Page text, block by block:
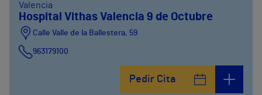
Valencia
Hospital Vithas Valencia 9 de Octubre
Calle Valle de la Ballestera, 59
963179100
Pedir Cita